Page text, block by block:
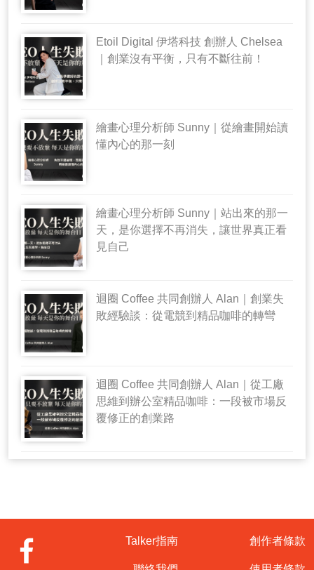
Etoil Digital 伊塔科技 創辦人 Chelsea
｜創業沒有平衡，只有不斷往前！
繪畫心理分析師 Sunny｜從繪畫開始讀
懂內心的那一刻
繪畫心理分析師 Sunny｜站出來的那一
天，是你選擇不再消失，讓世界真正看
見自己
迴圈 Coffee 共同創辦人 Alan｜創業失
敗經驗談：從電競到精品咖啡的轉彎
迴圈 Coffee 共同創辦人 Alan｜從工廠
思維到辦公室精品咖啡：一段被市場反
覆修正的創業路
Talker指南 創作者條款